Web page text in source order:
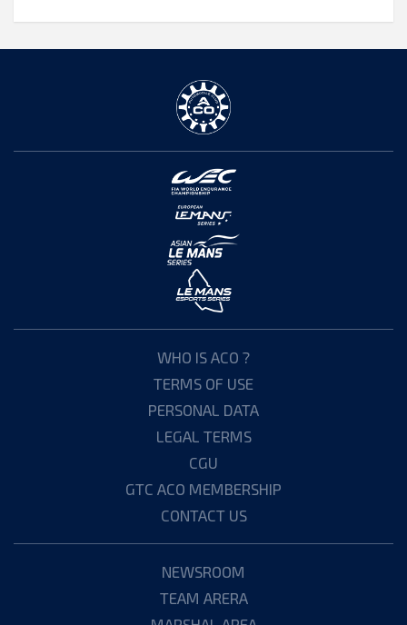
WHO IS ACO ?
TERMS OF USE
PERSONAL DATA
LEGAL TERMS
CGU
GTC ACO MEMBERSHIP
CONTACT US
NEWSROOM
TEAM ARERA